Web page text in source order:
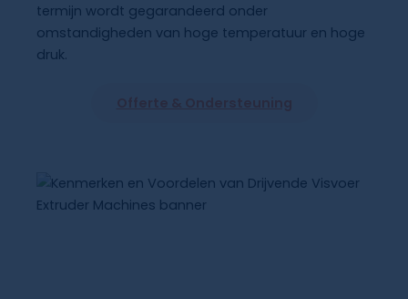
termijn wordt gegarandeerd onder
omstandigheden van hoge temperatuur en hoge
druk.
Offerte & Ondersteuning